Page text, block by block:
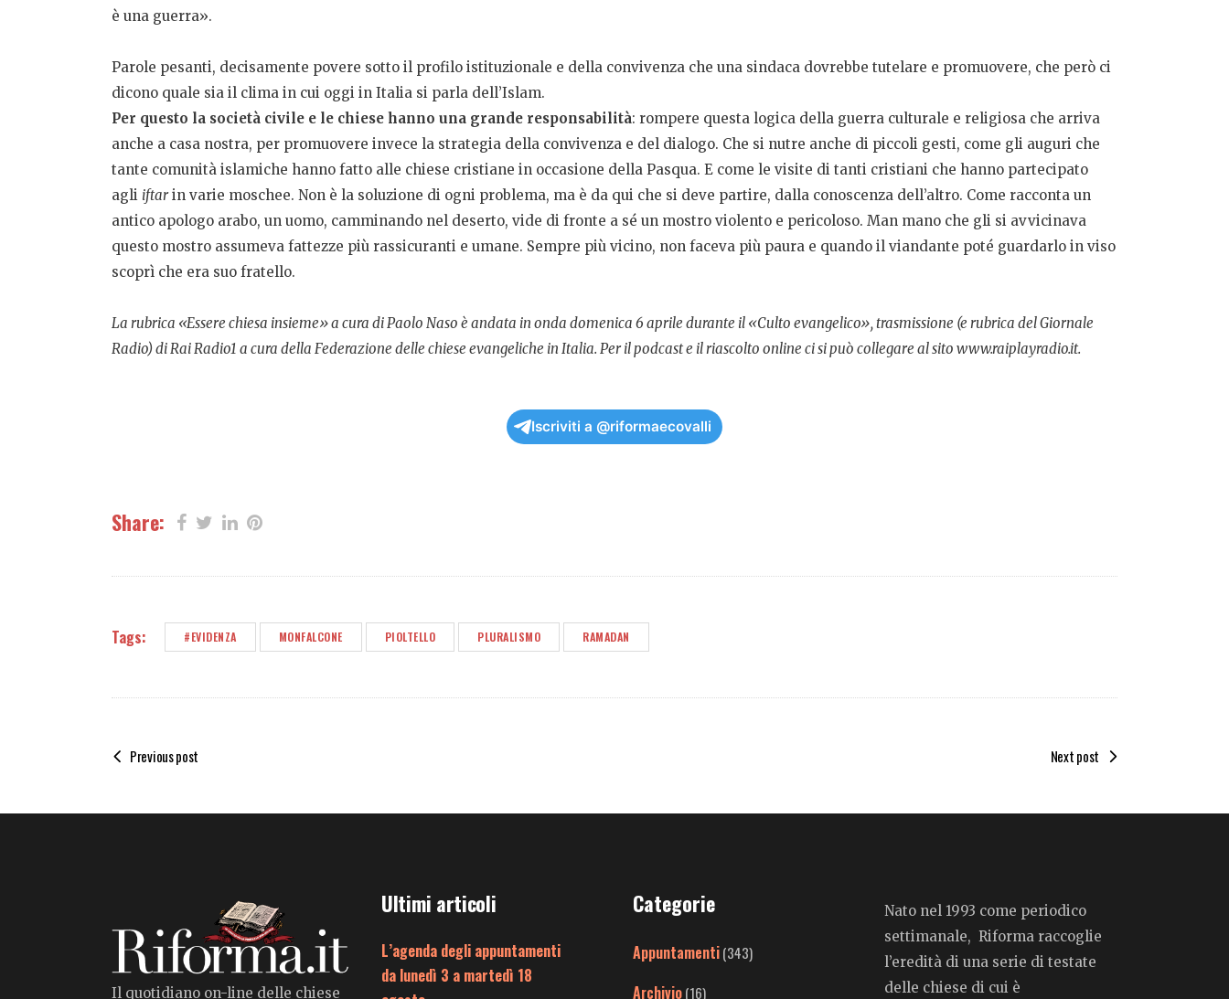
è una guerra».
Parole pesanti, decisamente povere sotto il profilo istituzionale e della convivenza che una sindaca dovrebbe tutelare e promuovere, che però ci
dicono quale sia il clima in cui oggi in Italia si parla dell’Islam.
Per questo la società civile e le chiese hanno una grande responsabilità: rompere questa logica della guerra culturale e religiosa che arriva
anche a casa nostra, per promuovere invece la strategia della convivenza e del dialogo. Che si nutre anche di piccoli gesti, come gli auguri che
tante comunità islamiche hanno fatto alle chiese cristiane in occasione della Pasqua. E come le visite di tanti cristiani che hanno partecipato
agli iftarin varie moschee. Non è la soluzione di ogni problema, ma è da qui che si deve partire, dalla conoscenza dell’altro. Come racconta un
antico apologo arabo, un uomo, camminando nel deserto, vide di fronte a sé un mostro violento e pericoloso. Man mano che gli si avvicinava
questo mostro assumeva fattezze più rassicuranti e umane. Sempre più vicino, non faceva più paura e quando il viandante poté guardarlo in viso
scoprì che era suo fratello.
La rubrica «Essere chiesa insieme» a cura di Paolo Naso è andata in onda domenica 6 aprile durante il «Culto evangelico», trasmissione (e rubrica del Giornale
Radio) di Rai Radio1 a cura della Federazione delle chiese evangeliche in Italia. Per il podcast e il riascolto online ci sipuò collegare al sito www.raiplayradio.it.
Iscriviti a @riformaecovalli
Share:
Tags: #EVIDENZA MONFALCONE PIOLTELLO PLURALISMO RAMADAN
Previous post Next post
Il quotidiano on-line delle chiese
Ultimi articoli
L’agenda degli appuntamenti
da lunedì 3 a martedì 18
Categorie
Appuntamenti(343)
Archivio(16)
Nato nel 1993 come periodico
settimanale, Riforma raccoglie
l’eredità di una serie di testate
delle chiese di cui è